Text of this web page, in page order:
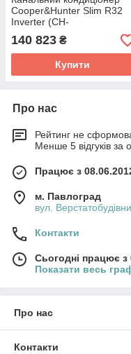
Cooper&Hunter Slim R32
Inverter (CH-
IDS100PRK/CH-IU100RK)
140 823 ₴
Купити
Про нас
Рейтинг не
Менше 5 відгуків за
Працює з
м. Павлоград
вул.
Контакти
Сьогодні працює з
Показати весь
Про нас
Контакти